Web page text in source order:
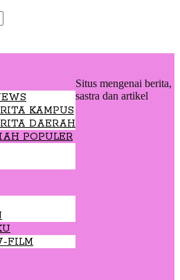
KAMPUS
DAERAH
POPULER
FILM
Situs mengenai berita,
sastra dan artikel